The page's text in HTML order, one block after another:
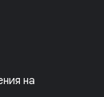
на